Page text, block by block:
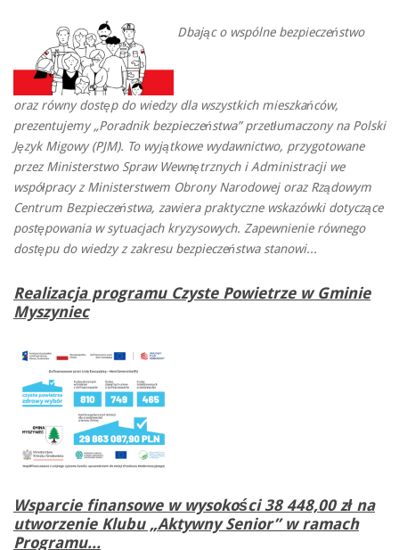
Dbając o wspólne bezpieczeństwo
oraz równy dostęp do wiedzy dla wszystkich mieszkańców,
prezentujemy „Poradnik bezpieczeństwa” przetłumaczony na Polski
Język Migowy (PJM). To wyjątkowe wydawnictwo, przygotowane
przez Ministerstwo Spraw Wewnętrznych i Administracji we
współpracy z Ministerstwem Obrony Narodowej oraz Rządowym
Centrum Bezpieczeństwa, zawiera praktyczne wskazówki dotyczące
postępowania w sytuacjach kryzysowych. Zapewnienie równego
dostępu do wiedzy z zakresu bezpieczeństwa stanowi...
Realizacja programu Czyste Powietrze w Gminie
Myszyniec
Wsparcie finansowe w wysokości 38 448,00 zł na
utworzenie Klubu „Aktywny Senior” w ramach
Programu...